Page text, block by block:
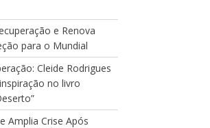
e Renova
para o Mundial
Cleide Rodrigues
no livro
Amplia Crise Após